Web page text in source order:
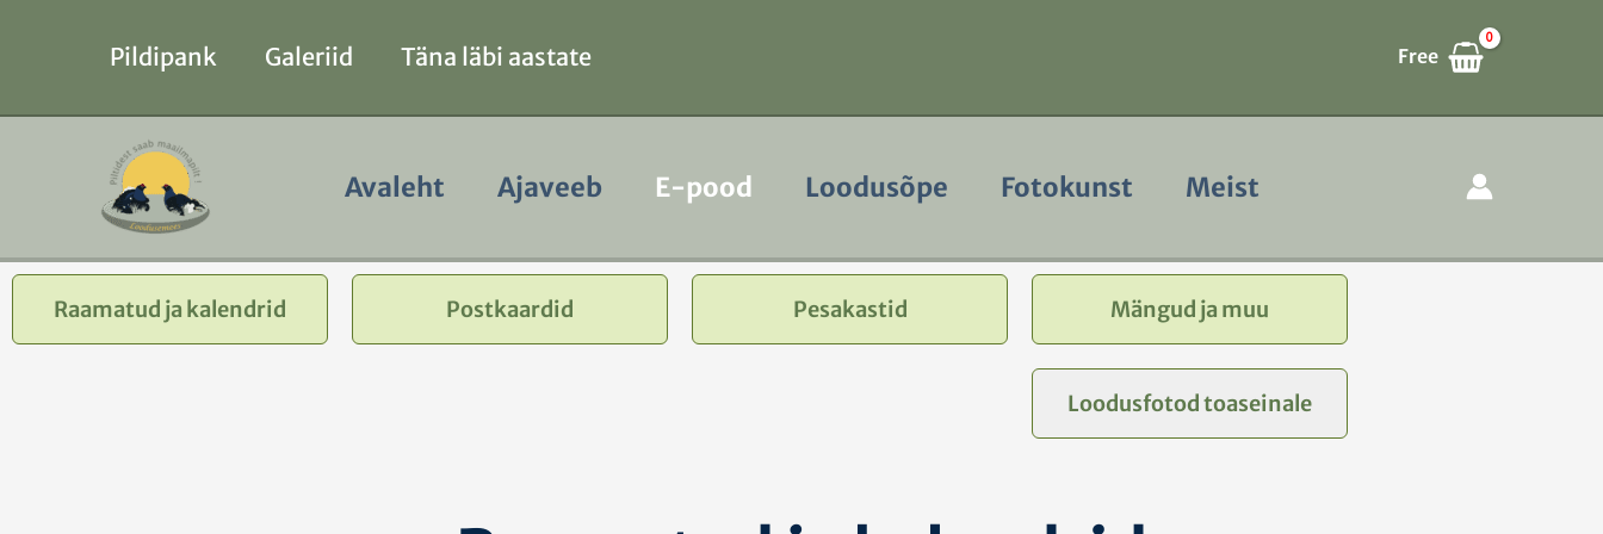
Pildipank Galeriid Täna läbi aastate Free
Avaleht Ajaveeb E-pood Loodusõpe Fotokunst Meist
Raamatud ja kalendrid Postkaardid Pesakastid Mängud ja muu
Loodusfotod toaseinale